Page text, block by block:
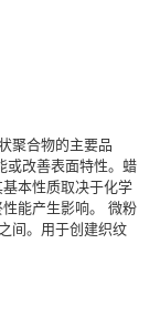
聚合物的主要品
或改善表面特性。蜡
本性质取决于化学
能产生影响。 微粉
间。用于创建织纹